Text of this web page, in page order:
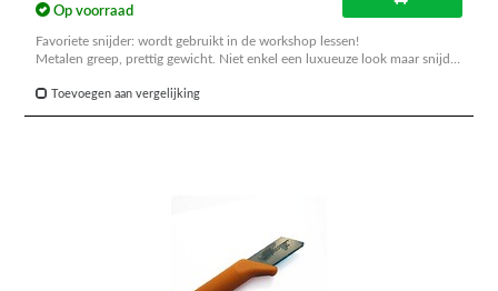
Op voorraad
Favoriete snijder: wordt gebruikt in de workshop lessen!
Metalen greep, prettig gewicht. Niet enkel een luxueuze look maar snijdt
Toevoegen aan vergelijking